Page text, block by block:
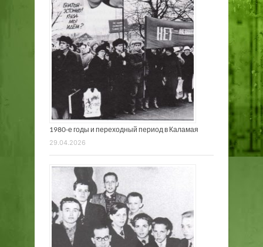
1980-е годы и переходный период в Каламая
29.04.2026